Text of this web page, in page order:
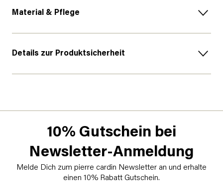
Material & Pflege
Details zur Produktsicherheit
10% Gutschein bei
Newsletter-Anmeldung
Melde Dich zum pierre cardin Newsletter an und erhalte
einen 10% Rabatt Gutschein.